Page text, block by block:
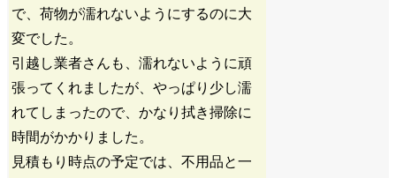
で、荷物が濡れないようにするのに大
変でした。
引越し業者さんも、濡れないように頑
張ってくれましたが、やっぱり少し濡
れてしまったので、かなり拭き掃除に
時間がかかりました。
見積もり時点の予定では、不用品と一